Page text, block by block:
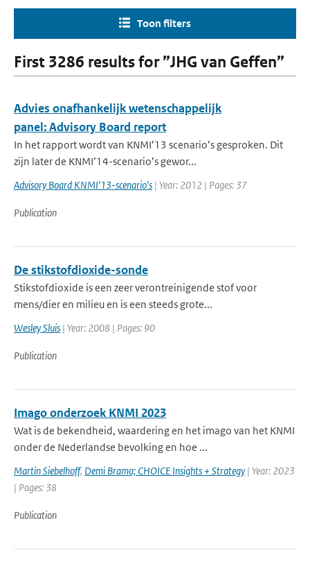
Toon filters
First 3286 results for ”JHG van Geffen”
Advies onafhankelijk wetenschappelijk
panel: Advisory Board report
In het rapport wordt van KNMI’13 scenario’s gesproken. Dit
zijn later de KNMI’14-scenario’s gewor...
Advisory Board KNMI'13-scenario's | Year: 2012 | Pages: 37
Publication
De stikstofdioxide-sonde
Stikstofdioxide is een zeer verontreinigende stof voor
mens/dier en milieu en is een steeds grote...
Wesley Sluis | Year: 2008 | Pages: 90
Publication
Imago onderzoek KNMI 2023
Wat is de bekendheid, waardering en het imago van het KNMI
onder de Nederlandse bevolking en hoe ...
Martin Siebelhoff, Demi Brama; CHOICE Insights + Strategy | Year: 2023
| Pages: 38
Publication